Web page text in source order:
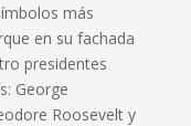
más
en su fachada
presidentes
George
Roosevelt y